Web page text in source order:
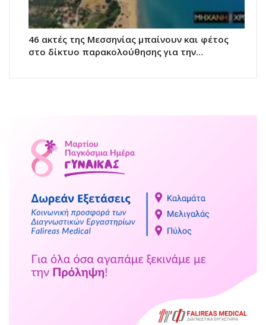
46 ακτές της Μεσσηνίας μπαίνουν και φέτος
στο δίκτυο παρακολούθησης για την…